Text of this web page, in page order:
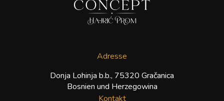
Adresse
Donja Lohinja b.b., 75320 Gračanica
Bosnien und Herzegowina
Kontakt